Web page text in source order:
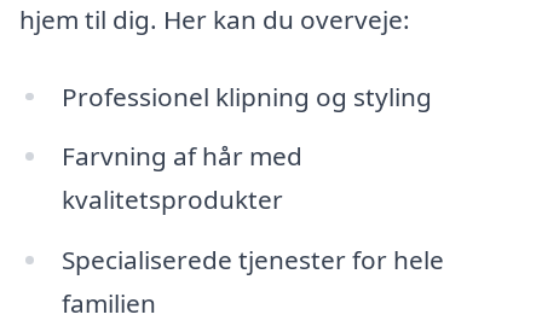
hjem til dig. Her kan du overveje:
Professionel klipning og styling
Farvning af hår med
kvalitetsprodukter
Specialiserede tjenester for hele
familien